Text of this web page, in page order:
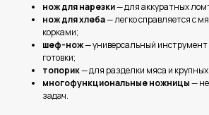
нож для нарезки— для аккуратных
нож для хлеба— легко справляется с
корками;
шеф-нож— универсальный инструмент
готовки;
топорик— для разделки мяса и крупных
многофункциональные ножницы—
задач.